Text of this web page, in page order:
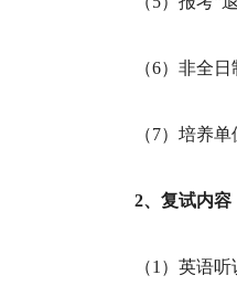
（6）非全
（7）培养
2、复试内容
（1）英语